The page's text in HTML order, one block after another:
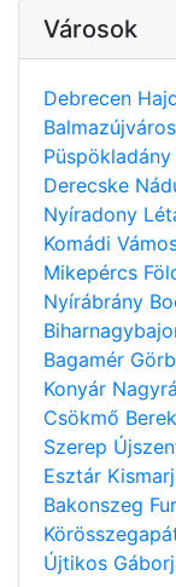
Városok
Debrecen
Balmazújváros
Püspökladány
Derecske
Nyíradony
Komádi
Mikepércs
Nyírábrány
Bagamér
Konyár
Csökmő
Szerep
Esztár
Bakonszeg
Újtikos